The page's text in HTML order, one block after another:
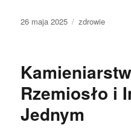
Data
26 maja 2025 Kategorie
zdrowie
Rzemiosło i
Jednym